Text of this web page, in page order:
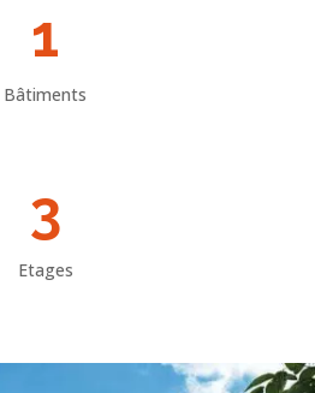
1
Bâtiments
3
Etages